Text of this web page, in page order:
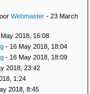
Webmaster - 23 March
2018, 16:08
- 16 May 2018, 18:04
- 16 May 2018, 18:09
2018, 23:42
1:24
2018, 8:45